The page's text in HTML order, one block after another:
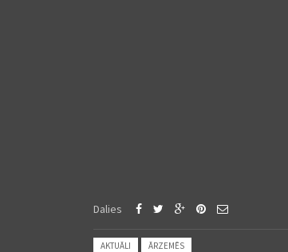
Dalies
Posted in:
AKTUĀLI ĀRZEMĒS